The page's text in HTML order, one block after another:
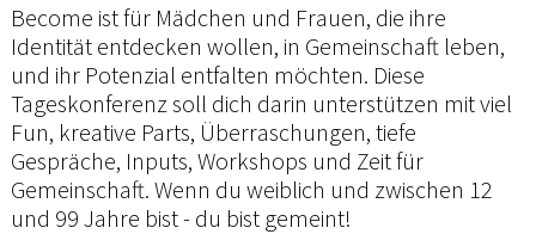
Become ist für Mädchen und Frauen, die ihre
Identität entdecken wollen, in Gemeinschaft leben,
und ihr Potenzial entfalten möchten. Diese
Tageskonferenz soll dich darin unterstützen mit viel
Fun, kreative Parts, Überraschungen, tiefe
Gespräche, Inputs, Workshops und Zeit für
Gemeinschaft. Wenn du weiblich und zwischen 12
und 99 Jahre bist - du bist gemeint!